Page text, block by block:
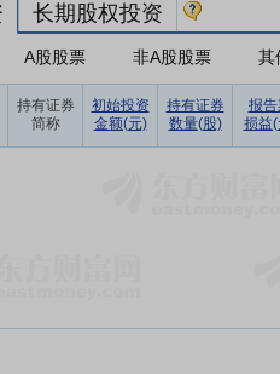
长期股权投资
A股股票 非A股股票 其
持有证券
简称
初始投资
金额(元)
持有证券
数量(股)
报告
损益(